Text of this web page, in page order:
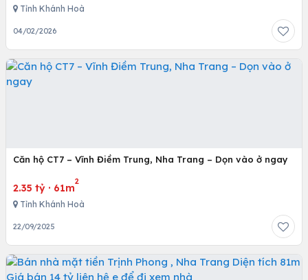
Tỉnh Khánh Hoà
04/02/2026
Căn hộ CT7 – Vĩnh Điềm Trung, Nha Trang – Dọn vào ở ngay
2.35 tỷ · 61m
2
Tỉnh Khánh Hoà
22/09/2025